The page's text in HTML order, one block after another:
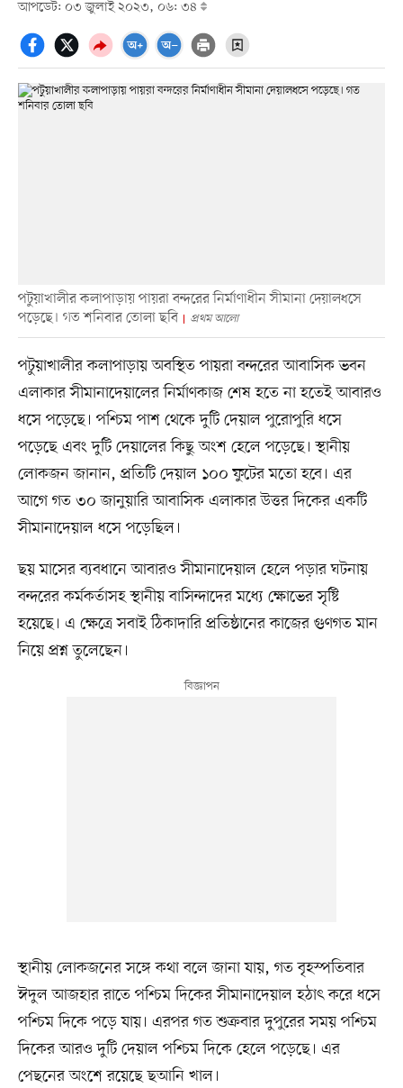
আপডেট: ০৩ জুলাই ২০২৩, ০৬: ৩৪
পটুয়াখালীর কলাপাড়ায় পায়রা বন্দরের নির্মাণাধীন সীমানা দেয়ালধসে
পড়েছে। গত শনিবার তোলা ছবি
প্রথম আলো
পটুয়াখালীর কলাপাড়ায় অবস্থিত পায়রা বন্দরের আবাসিক ভবন
এলাকার সীমানাদেয়ালের নির্মাণকাজ শেষ হতে না হতেই আবারও
ধসে পড়েছে। পশ্চিম পাশ থেকে দুটি দেয়াল পুরোপুরি ধসে
পড়েছে এবং দুটি দেয়ালের কিছু অংশ হেলে পড়েছে। স্থানীয়
লোকজন জানান, প্রতিটি দেয়াল ১০০ ফুটের মতো হবে। এর
আগে গত ৩০ জানুয়ারি আবাসিক এলাকার উত্তর দিকের একটি
সীমানাদেয়াল ধসে পড়েছিল।
ছয় মাসের ব্যবধানে আবারও সীমানাদেয়াল হেলে পড়ার ঘটনায়
বন্দরের কর্মকর্তাসহ স্থানীয় বাসিন্দাদের মধ্যে ক্ষোভের সৃষ্টি
হয়েছে। এ ক্ষেত্রে সবাই ঠিকাদারি প্রতিষ্ঠানের কাজের গুণগত মান
নিয়ে প্রশ্ন তুলেছেন।
স্থানীয় লোকজনের সঙ্গে কথা বলে জানা যায়, গত বৃহস্পতিবার
ঈদুল আজহার রাতে পশ্চিম দিকের সীমানাদেয়াল হঠাৎ করে ধসে
পশ্চিম দিকে পড়ে যায়। এরপর গত শুক্রবার দুপুরের সময় পশ্চিম
দিকের আরও দুটি দেয়াল পশ্চিম দিকে হেলে পড়েছে। এর
পেছনের অংশে রয়েছে ছআনি খাল।